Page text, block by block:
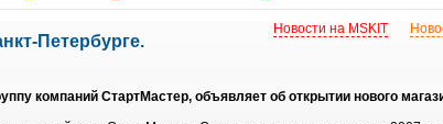
Новости на MSKIT
Петербурге.
компаний СтартМастер, объявляет об открытии нового